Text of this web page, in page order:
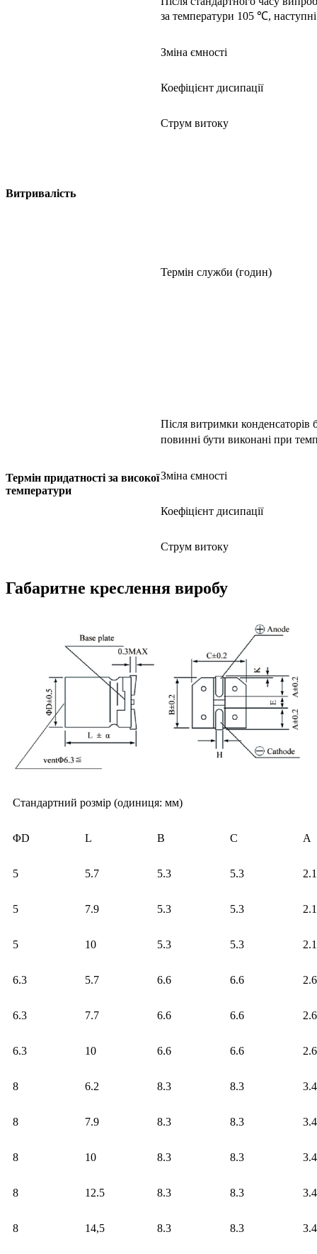
Витривалість
за температури 105 ℃,
Зміна ємності
Коефіцієнт дисипації
Струм витоку
Термін служби (годин)
Термін придатності за високої
температури
Після витримки
повинні бути виконані при
Зміна ємності
Коефіцієнт дисипації
Струм витоку
Габаритне креслення виробу
Стандартний розмір (одиниця: мм)
ΦD L B C A
5 5.7 5.3 5.3 2.1
5 7.9 5.3 5.3 2.1
5 10 5.3 5.3 2.1
6.3 5.7 6.6 6.6 2.6
6.3 7.7 6.6 6.6 2.6
6.3 10 6.6 6.6 2.6
8 6.2 8.3 8.3 3.4
8 7.9 8.3 8.3 3.4
8 10 8.3 8.3 3.4
8 12.5 8.3 8.3 3.4
8 14,5 8.3 8.3 3.4